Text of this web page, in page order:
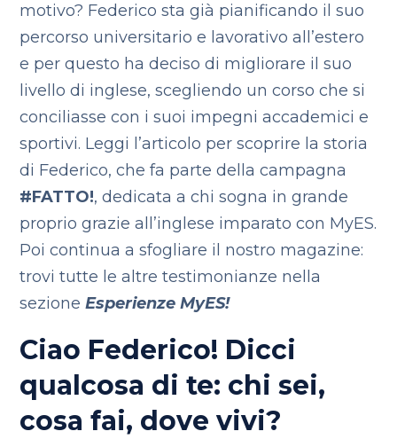
motivo? Federico sta già pianificando il suo
percorso universitario e lavorativo all’estero
e per questo ha deciso di migliorare il suo
livello di inglese, scegliendo un corso che si
conciliasse con i suoi impegni accademici e
sportivi. Leggi l’articolo per scoprire la storia
di Federico, che fa parte della campagna
#FATTO!, dedicata a chi sogna in grande
proprio grazie all’inglese imparato con MyES.
Poi continua a sfogliare il nostro magazine:
trovi tutte le altre testimonianze nella
sezioneEsperienze MyES!
Ciao Federico! Dicci
qualcosa di te: chi sei,
cosa fai, dove vivi?